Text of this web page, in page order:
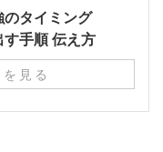
タイミング
手順 伝え方
見る